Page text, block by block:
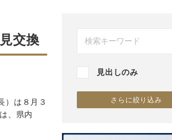
交換
）は８月３
、県内
見出しのみ
さらに絞り込み